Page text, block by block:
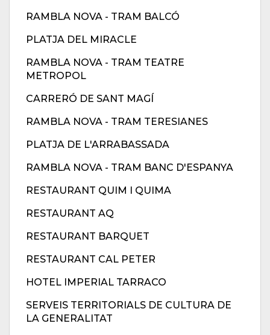
RAMBLA NOVA - TRAM BALCÓ
PLATJA DEL MIRACLE
RAMBLA NOVA - TRAM TEATRE
METROPOL
CARRERÓ DE SANT MAGÍ
RAMBLA NOVA - TRAM TERESIANES
PLATJA DE L'ARRABASSADA
RAMBLA NOVA - TRAM BANC D'ESPANYA
RESTAURANT QUIM I QUIMA
RESTAURANT AQ
RESTAURANT BARQUET
RESTAURANT CAL PETER
HOTEL IMPERIAL TARRACO
SERVEIS TERRITORIALS DE CULTURA DE
LA GENERALITAT